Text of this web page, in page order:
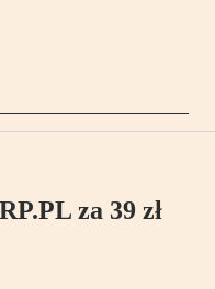
za 39 zł